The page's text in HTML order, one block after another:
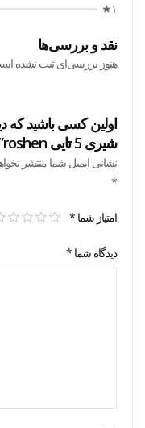
۱★
نقد و بررسی‌ها
هنوز بررسی‌ای ثبت نشده
اولین کسی باشید که
شیری 5 تایی roshen”
نشانی ایمیل شما منتشر
*
امتیاز شما *
دیدگاه شما *